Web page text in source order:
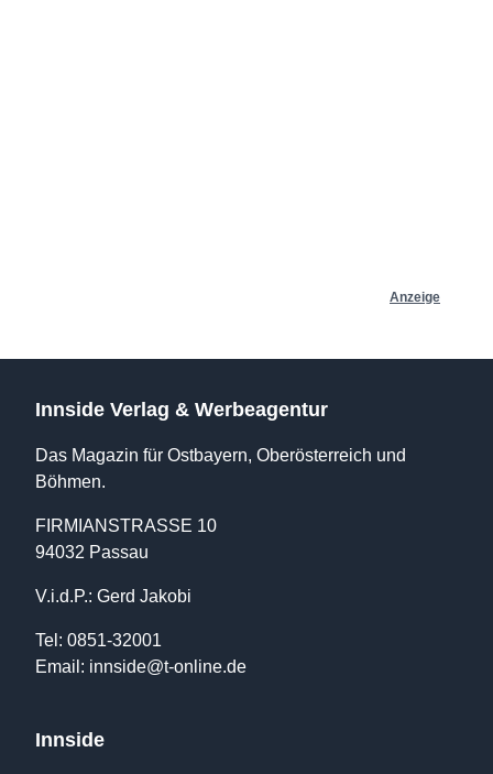
Anzeige
Innside Verlag & Werbeagentur
Das Magazin für Ostbayern, Oberösterreich und
Böhmen.
FIRMIANSTRASSE 10
94032 Passau
V.i.d.P.: Gerd Jakobi
Tel: 0851-32001
Email: innside@t-online.de
Innside